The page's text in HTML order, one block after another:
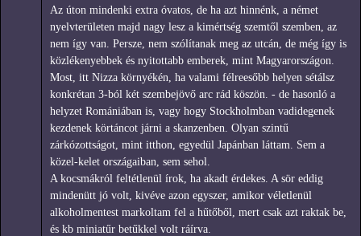
Az úton mindenki extra óvatos, de ha azt hinnénk, a német
nyelvterületen majd nagy lesz a kimértség szemtől szemben, az
nem így van. Persze, nem szólítanak meg az utcán, de még így is
közlékenyebbek és nyitottabb emberek, mint Magyarországon.
Most, itt Nizza környékén, ha valami félreesőbb helyen sétálsz
konkrétan 3-ból két szembejövő arc rád köszön. - de hasonló a
helyzet Romániában is, vagy hogy Stockholmban vadidegenek
kezdenek körtáncot járni a skanzenben. Olyan szintű
zárkózottságot, mint itthon, egyedül Japánban láttam. Sem a
közel-kelet országaiban, sem sehol.
A kocsmákról feltétlenül írok, ha akadt érdekes. A sör eddig
mindenütt jó volt, kivéve azon egyszer, amikor véletlenül
alkoholmentest markoltam fel a hűtőből, mert csak azt raktak be,
és kb miniatűr betűkkel volt ráírva.